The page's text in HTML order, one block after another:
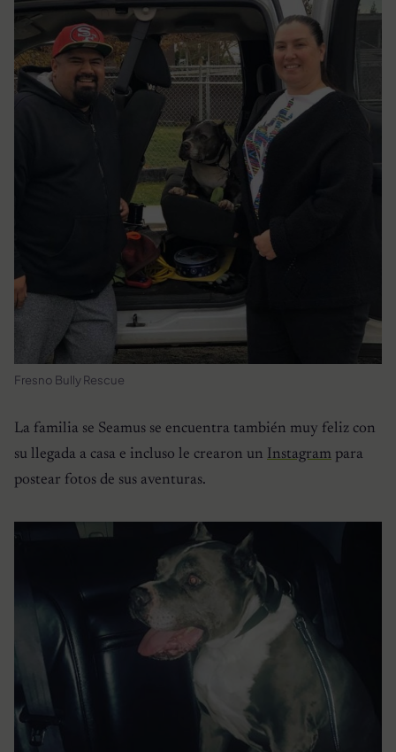
Fresno Bully Rescue
La familia se Seamus se encuentra también muy feliz con
su llegada a casa e incluso le crearon un Instagram para
postear fotos de sus aventuras.